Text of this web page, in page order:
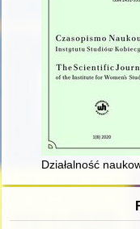
Działalność